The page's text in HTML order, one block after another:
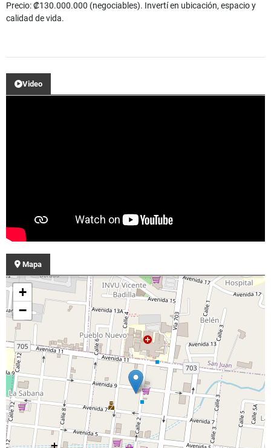
Precio: ₡130.000.000 (negociables). Invertí en ubicación, espacio y
calidad de vida.
Video
Mapa
+
−